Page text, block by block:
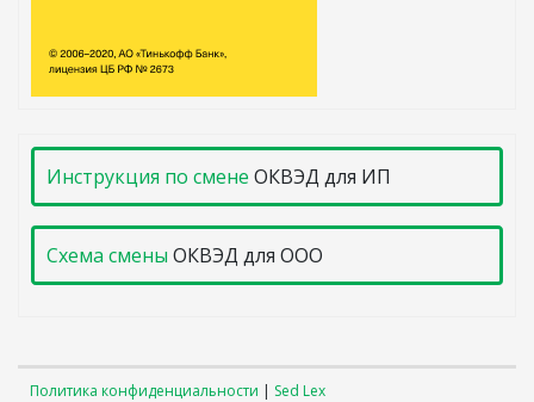
Инструкция по смене ОКВЭД для ИП
Схема смены ОКВЭД для ООО
Политика конфиденциальности | Sed Lex